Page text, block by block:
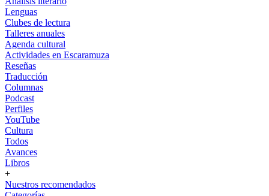
Lenguas
Clubes de lectura
Talleres anuales
Agenda cultural
Actividades en Escaramuza
Reseñas
Traducción
Columnas
Podcast
Perfiles
YouTube
Cultura
Todos
Avances
Libros
+
Nuestros recomendados